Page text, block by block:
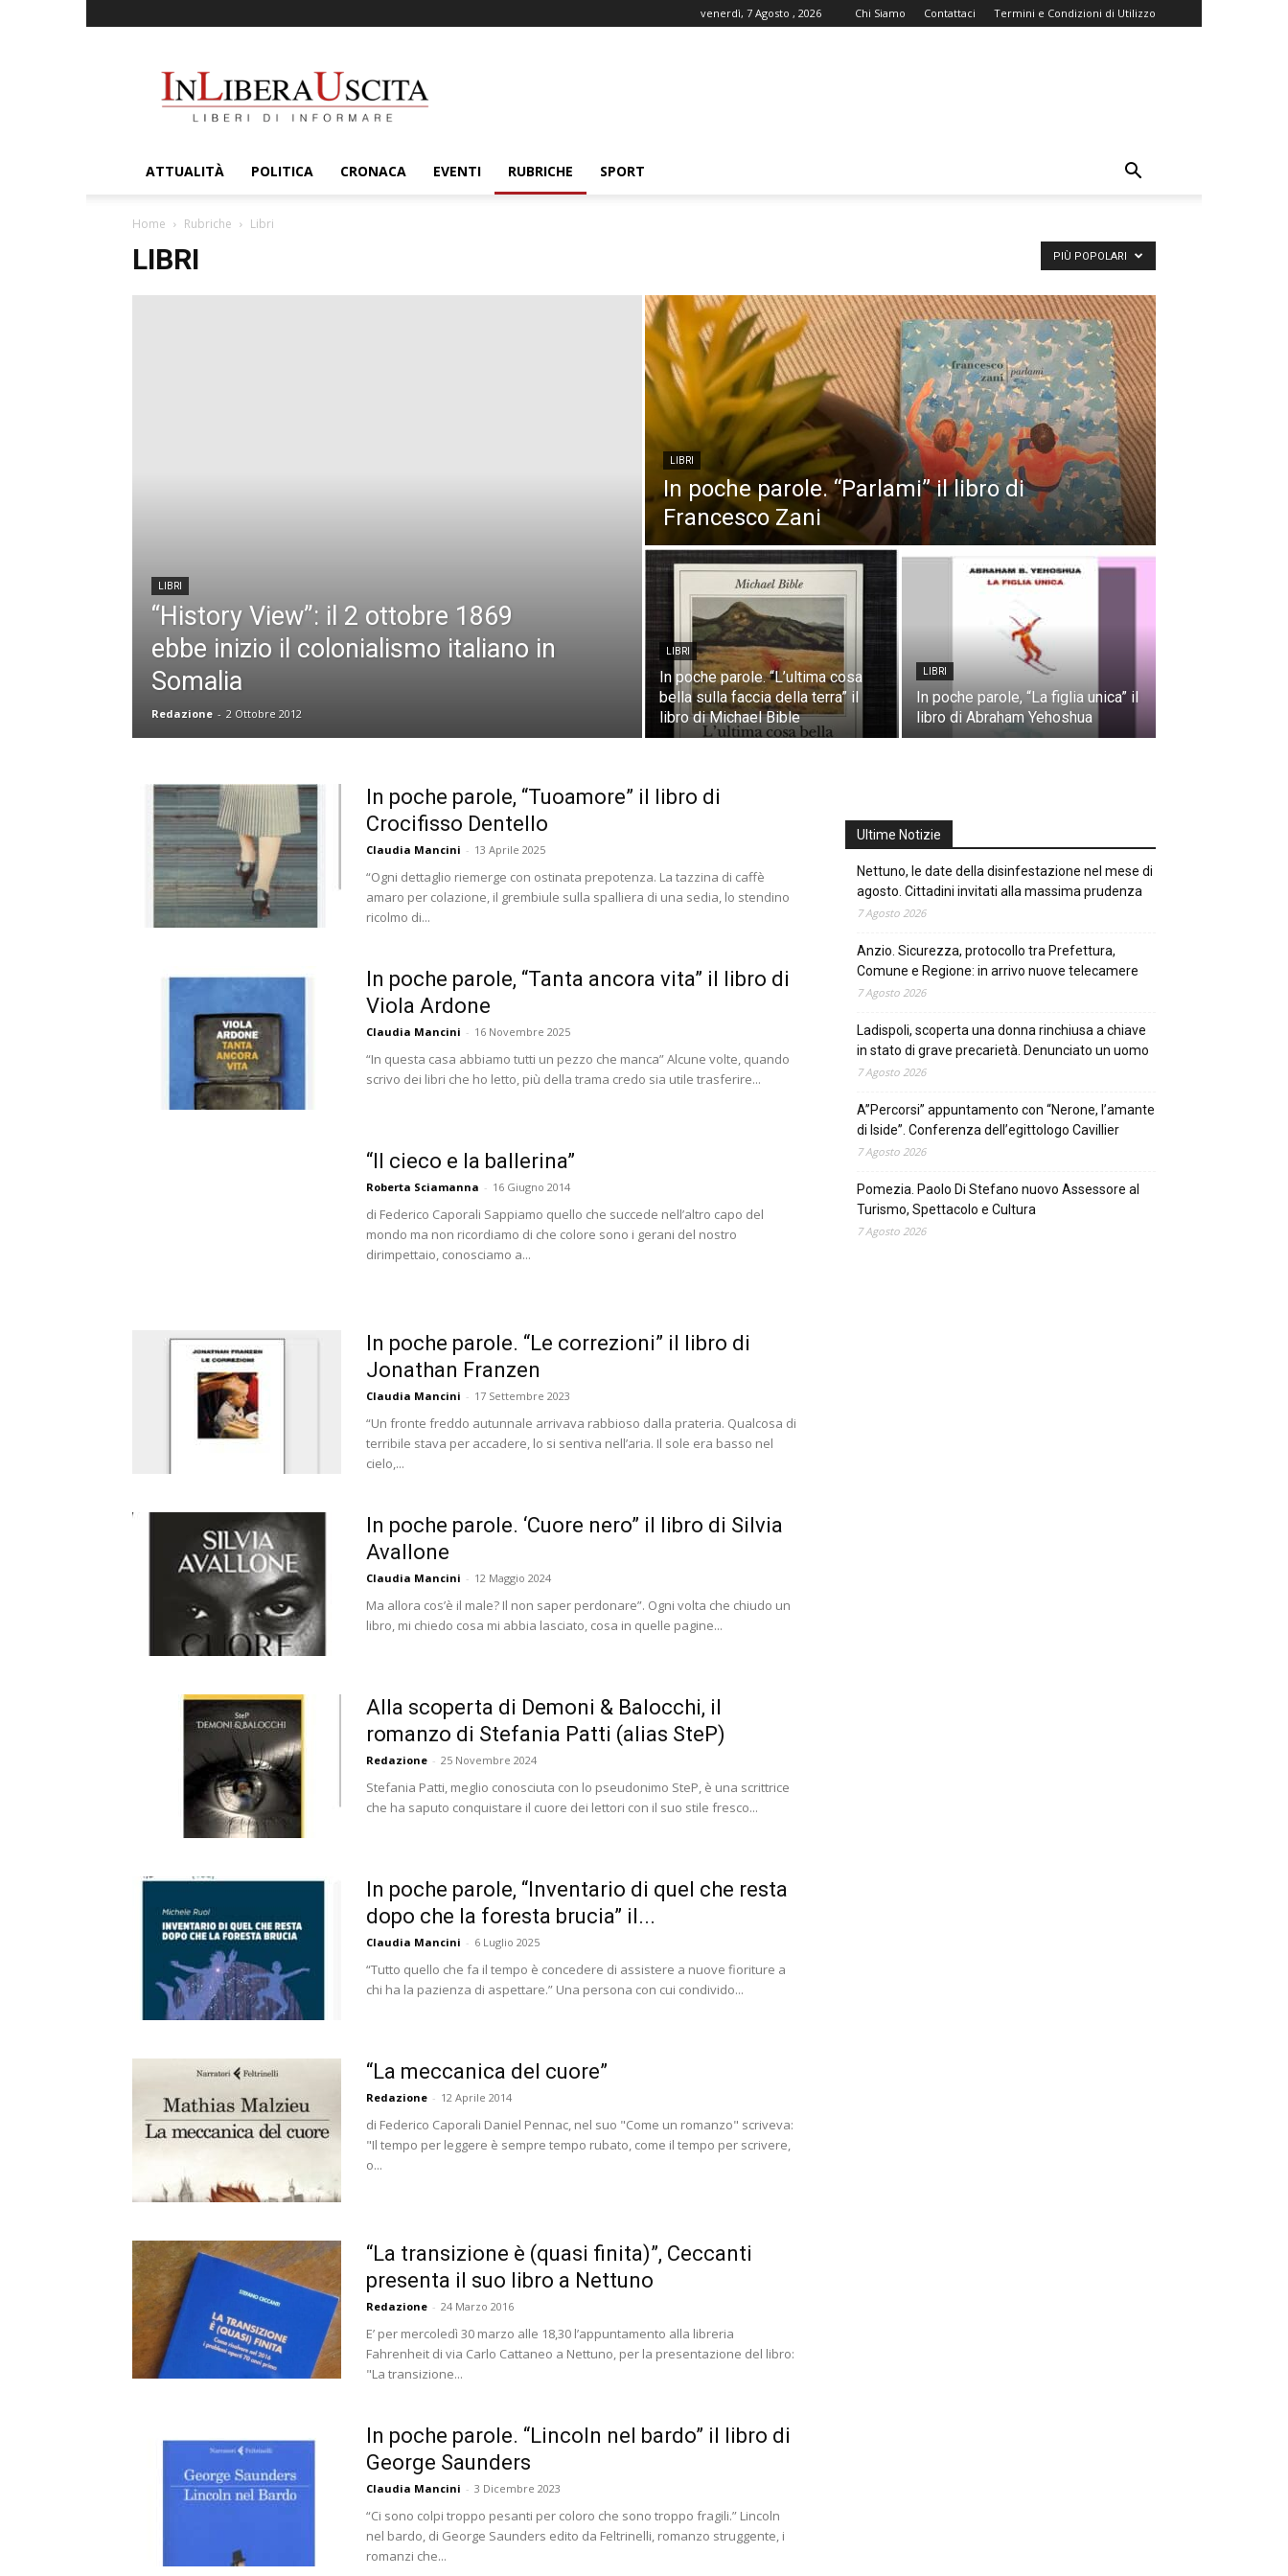
venerdì, 7 Agosto , 2026 Chi Siamo Contattaci Termini e Condizioni di Utilizzo
ATTUALITÀ POLITICA CRONACA EVENTI RUBRICHE SPORT
Home Rubriche Libri
LIBRI PIÙ POPOLARI
LIBRI
“History View”: il 2 ottobre 1869
ebbe inizio il colonialismo italiano in
Somalia
Redazione - 2 Ottobre 2012
LIBRI
In poche parole. “Parlami” il libro di
Francesco Zani
LIBRI
In poche parole. “L’ultima cosa
bella sulla faccia della terra” il
libro di Michael Bible
LIBRI
In poche parole, “La figlia unica” il
libro di Abraham Yehoshua
In poche parole, “Tuoamore” il libro di
Crocifisso Dentello
Claudia Mancini - 13 Aprile 2025
“Ogni dettaglio riemerge con ostinata prepotenza. La tazzina di caffè
amaro per colazione, il grembiule sulla spalliera di una sedia, lo stendino
ricolmo di...
In poche parole, “Tanta ancora vita” il libro di
Viola Ardone
Claudia Mancini - 16 Novembre 2025
“In questa casa abbiamo tutti un pezzo che manca” Alcune volte, quando
scrivo dei libri che ho letto, più della trama credo sia utile trasferire...
“Il cieco e la ballerina”
Roberta Sciamanna - 16 Giugno 2014
di Federico Caporali Sappiamo quello che succede nell’altro capo del
mondo ma non ricordiamo di che colore sono i gerani del nostro
dirimpettaio, conosciamo a...
In poche parole. “Le correzioni” il libro di
Jonathan Franzen
Claudia Mancini - 17 Settembre 2023
“Un fronte freddo autunnale arrivava rabbioso dalla prateria. Qualcosa di
terribile stava per accadere, lo si sentiva nell’aria. Il sole era basso nel
cielo,...
In poche parole. ‘Cuore nero” il libro di Silvia
Avallone
Claudia Mancini - 12 Maggio 2024
Ma allora cos’è il male? Il non saper perdonare”. Ogni volta che chiudo un
libro, mi chiedo cosa mi abbia lasciato, cosa in quelle pagine...
Alla scoperta di Demoni & Balocchi, il
romanzo di Stefania Patti (alias SteP)
Redazione - 25 Novembre 2024
Stefania Patti, meglio conosciuta con lo pseudonimo SteP, è una scrittrice
che ha saputo conquistare il cuore dei lettori con il suo stile fresco...
In poche parole, “Inventario di quel che resta
dopo che la foresta brucia” il...
Claudia Mancini - 6 Luglio 2025
“Tutto quello che fa il tempo è concedere di assistere a nuove fioriture a
chi ha la pazienza di aspettare.” Una persona con cui condivido...
“La meccanica del cuore”
Redazione - 12 Aprile 2014
di Federico Caporali Daniel Pennac, nel suo "Come un romanzo" scriveva:
"Il tempo per leggere è sempre tempo rubato, come il tempo per scrivere,
o...
“La transizione è (quasi finita)”, Ceccanti
presenta il suo libro a Nettuno
Redazione - 24 Marzo 2016
E’ per mercoledì 30 marzo alle 18,30 l’appuntamento alla libreria
Fahrenheit di via Carlo Cattaneo a Nettuno, per la presentazione del libro:
"La transizione...
In poche parole. “Lincoln nel bardo” il libro di
George Saunders
Claudia Mancini - 3 Dicembre 2023
“Ci sono colpi troppo pesanti per coloro che sono troppo fragili.” Lincoln
nel bardo, di George Saunders edito da Feltrinelli, romanzo struggente, i
romanzi che...
Ultime Notizie
Nettuno, le date della disinfestazione nel mese di
agosto. Cittadini invitati alla massima prudenza
7 Agosto 2026
Anzio. Sicurezza, protocollo tra Prefettura,
Comune e Regione: in arrivo nuove telecamere
7 Agosto 2026
Ladispoli, scoperta una donna rinchiusa a chiave
in stato di grave precarietà. Denunciato un uomo
7 Agosto 2026
A”Percorsi” appuntamento con “Nerone, l’amante
di Iside”. Conferenza dell’egittologo Cavillier
7 Agosto 2026
Pomezia. Paolo Di Stefano nuovo Assessore al
Turismo, Spettacolo e Cultura
7 Agosto 2026